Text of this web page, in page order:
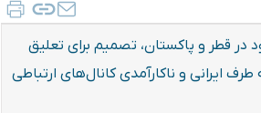
قطر و پاکستان، تصمیم برای تعلیق
طرف ایرانی و ناکارآمدی کانال‌های ارتباطی